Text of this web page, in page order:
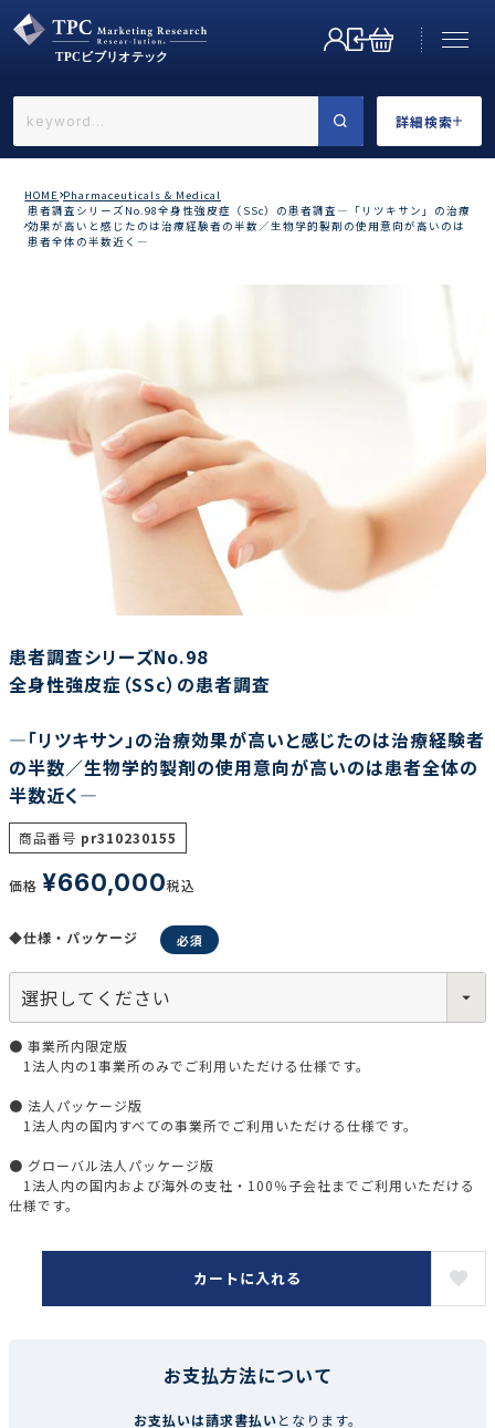
詳細検索
←戻る
カテゴリで選ぶ
リセット 検索する
HOME Pharmaceuticals & Medical
患者調査シリーズNo.98全身性強皮症（SSc）の患者調査―「リツキサン」の治療
効果が高いと感じたのは治療経験者の半数／生物学的製剤の使用意向が高いのは
患者全体の半数近く―
患者調査シリーズNo.98
全身性強皮症（SSc）の患者調査
―「リツキサン」の治療効果が高いと感じたのは治療経験者
の半数／生物学的製剤の使用意向が高いのは患者全体の
半数近く―
商品番号 pr310230155
価格 ¥660,000税込
◆仕様・パッケージ
● 事業所内限定版
1法人内の1事業所のみでご利用いただける仕様です。
● 法人パッケージ版
1法人内の国内すべての事業所でご利用いただける仕様です。
● グローバル法人パッケージ版
1法人内の国内および海外の支社・100％子会社までご利用いただける
仕様です。
カートに入れる
お支払方法について
お支払いは請求書払いとなります。